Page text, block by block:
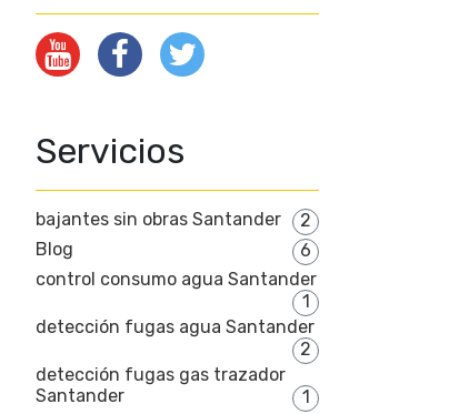
Servicios
bajantes sin obras Santander
2
Blog
6
control consumo agua Santander
1
detección fugas agua Santander
2
detección fugas gas trazador
Santander
1